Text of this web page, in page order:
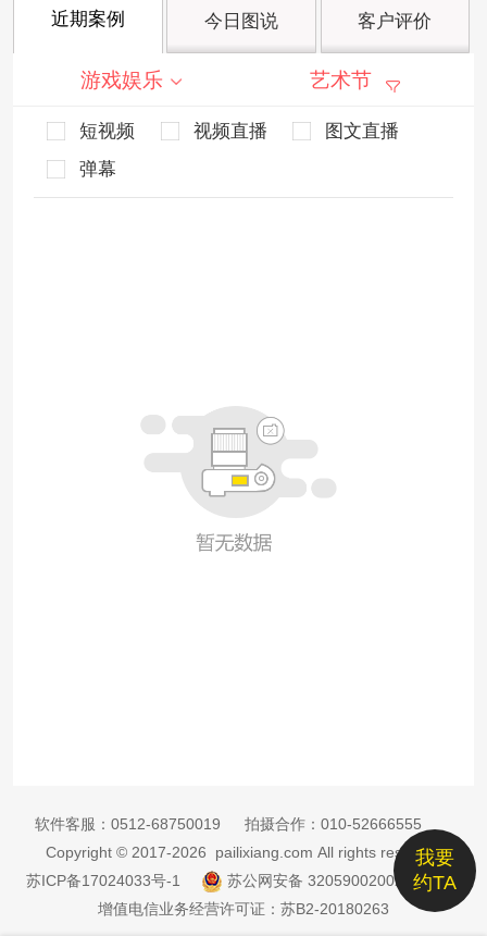
近期案例 今日图说 客户评价
游戏娱乐 艺术节
短视频 视频直播
图文直播
弹幕
我要
约TA
软件客服： 0512-68750019 拍摄合作： 010-52666555
Copyright © 2017-2026 pailixiang.com All rights reserved
苏ICP备17024033号-1
苏公网安备 32059002002885号
增值电信业务经营许可证：苏B2-20180263